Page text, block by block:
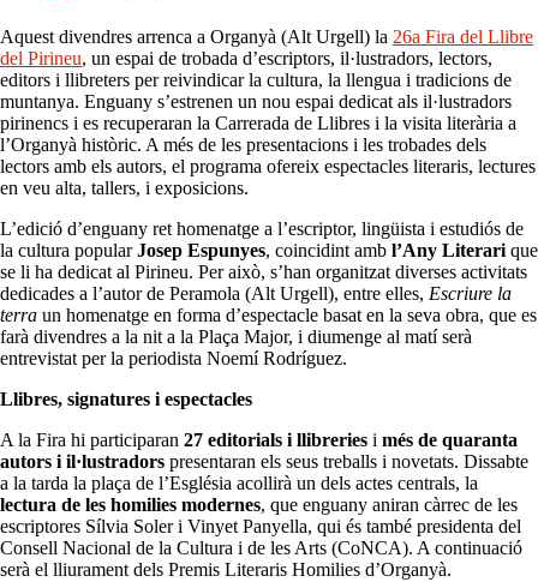
Aquest divendres arrenca a Organyà (Alt Urgell) la 26a Fira del Llibre
del Pirineu, un espai de trobada d’escriptors, il·lustradors, lectors,
editors i llibreters per reivindicar la cultura, la llengua i tradicions de
muntanya. Enguany s’estrenen un nou espai dedicat als il·lustradors
pirinencs i es recuperaran la Carrerada de Llibres i la visita literària a
l’Organyà històric. A més de les presentacions i les trobades dels
lectors amb els autors, el programa ofereix espectacles literaris, lectures
en veu alta, tallers, i exposicions.
L’edició d’enguany ret homenatge a l’escriptor, lingüista i estudiós de
la cultura popularJosep Espunyes, coincidint amb l’Any Literarique
se li ha dedicat al Pirineu. Per això, s’han organitzat diverses activitats
dedicades a l’autor de Peramola (Alt Urgell), entre elles, Escriure la
terra un homenatge en forma d’espectacle basat en la seva obra, que es
farà divendres a la nit a la Plaça Major, i diumenge al matí serà
entrevistat per la periodista Noemí Rodríguez.
Llibres, signatures i espectacles
A la Fira hi participaran 27 editorials i llibreries i més de quaranta
autors i il·lustradors presentaran els seus treballs i novetats. Dissabte
a la tarda la plaça de l’Església acollirà un dels actes centrals, la
lectura de les homilies modernes, que enguany aniran càrrec de les
escriptores Sílvia Soler i Vinyet Panyella, qui és també presidenta del
Consell Nacional de la Cultura i de les Arts (CoNCA). A continuació
serà el lliurament dels Premis Literaris Homilies d’Organyà.